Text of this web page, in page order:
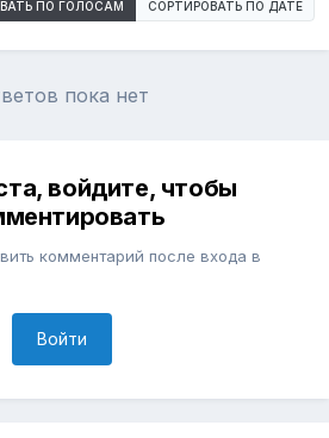
ПО ГОЛОСАМ СОРТИРОВАТЬ ПО ДАТЕ
пока нет
войдите, чтобы
комментарий после входа в
Войти